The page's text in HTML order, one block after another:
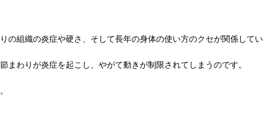
の組織の炎症や硬さ、そして長年の身体の使い方のクセが関係してい
わりが炎症を起こし、やがて動きが制限されてしまうのです。